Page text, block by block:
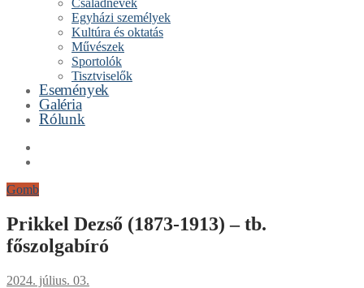
Családnevek
Egyházi személyek
Kultúra és oktatás
Művészek
Sportolók
Tisztviselők
Események
Galéria
Rólunk
Gomb
Prikkel Dezső (1873-1913) – tb.
főszolgabíró
2024. július. 03.